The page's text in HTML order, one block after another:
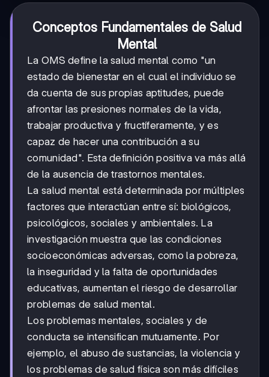
Conceptos Fundamentales de Salud
Mental
La OMS define la salud mental como "un
estado de bienestar en el cual el individuo se
da cuenta de sus propias aptitudes, puede
afrontar las presiones normales de la vida,
trabajar productiva y fructíferamente, y es
capaz de hacer una contribución a su
comunidad". Esta definición positiva va más allá
de la ausencia de trastornos mentales.
La salud mental está determinada por múltiples
factores que interactúan entre sí: biológicos,
psicológicos, sociales y ambientales. La
investigación muestra que las condiciones
socioeconómicas adversas, como la pobreza,
la inseguridad y la falta de oportunidades
educativas, aumentan el riesgo de desarrollar
problemas de salud mental.
Los problemas mentales, sociales y de
conducta se intensifican mutuamente. Por
ejemplo, el abuso de sustancias, la violencia y
los problemas de salud física son más difíciles